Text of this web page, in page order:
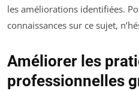
les améliorations identifiées.
connaissances sur ce sujet,
Améliorer les
professionnelles